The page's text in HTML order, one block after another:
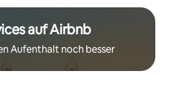
auf Airbnb
Aufenthalt noch besser